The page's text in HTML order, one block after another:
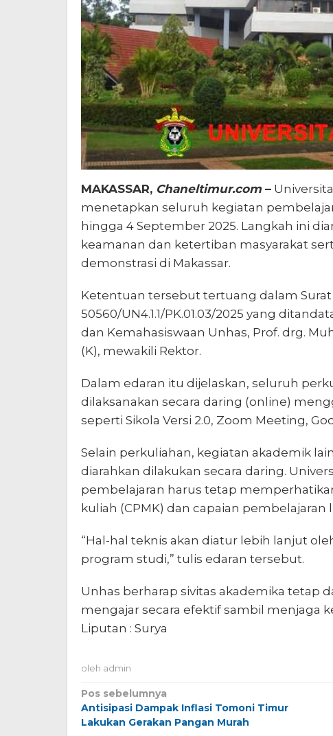
MAKASSAR, Chaneltimur.com–
menetapkan seluruh kegiatan
hingga 4 September 2025. Langkah ini
keamanan dan ketertiban masyarakat
demonstrasi di Makassar.
Ketentuan tersebut tertuang dalam
50560/UN4.1.1/PK.01.03/2025 yang
dan Kemahasiswaan Unhas, Prof. drg.
(K), mewakili Rektor.
Dalam edaran itu dijelaskan, seluruh
dilaksanakan secara daring (online)
seperti Sikola Versi 2.0, Zoom Meeting,
Selain perkuliahan, kegiatan akademik
diarahkan dilakukan secara daring.
pembelajaran harus tetap
kuliah (CPMK) dan capaian pembelajaran
“Hal-hal teknis akan diatur lebih lanjut
program studi,” tulis edaran tersebut.
Unhas berharap sivitas akademika tetap
mengajar secara efektif sambil menjaga
Liputan : Surya
oleh admin
Navigasi
pos
Pos sebelumnya
Antisipasi Dampak Inflasi Tomoni Timur
Lakukan Gerakan Pangan Murah